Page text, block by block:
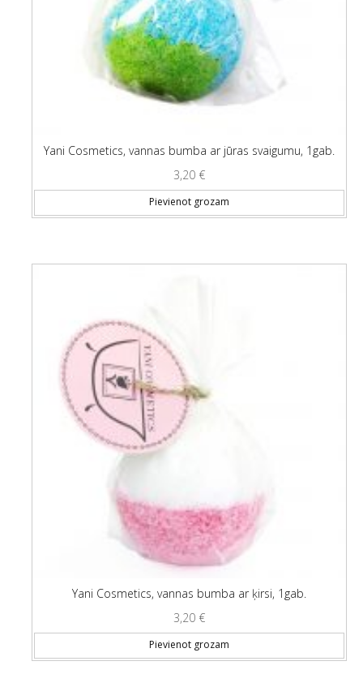
Yani Cosmetics, vannas bumba ar jūras svaigumu, 1gab.
3,20 €
Pievienot grozam
Yani Cosmetics, vannas bumba ar ķirsi, 1gab.
3,20 €
Pievienot grozam